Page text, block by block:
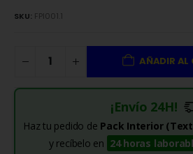
SKU: FPI001.1
AÑADIR AL
¡Envío 24H!
Haz tu pedido de Pack Interior
y recíbelo en 24 horas